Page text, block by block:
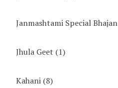
Janmashtami Special Bhajan
Jhula Geet (1)
Kahani (8)